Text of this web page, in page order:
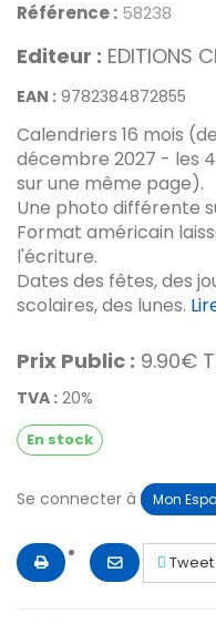
Référence : 58238
Editeur : EDITIONS
EAN : 9782384872855
Calendriers 16 mois
décembre 2027 - les
sur une même page).
Une photo différente
Format américain
l'écriture.
Dates des fêtes, des
scolaires, des lunes.
Prix Public : 9.90€
TVA : 20%
En stock
Se connecter à Mon
Tweet